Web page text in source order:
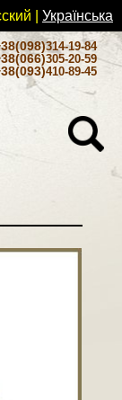
Українськa
314-19-84
305-20-59
410-89-45